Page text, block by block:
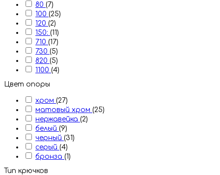
80 (7)
100 (25)
120 (2)
150: (11)
710 (17)
730 (5)
820 (5)
1100 (4)
Цвет опоры
хром (27)
матовый хром (25)
нержавейка (2)
белый (9)
черный (31)
серый (4)
бронза (1)
Тип крючков